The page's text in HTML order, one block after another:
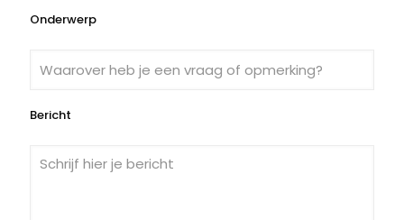
Onderwerp
Bericht